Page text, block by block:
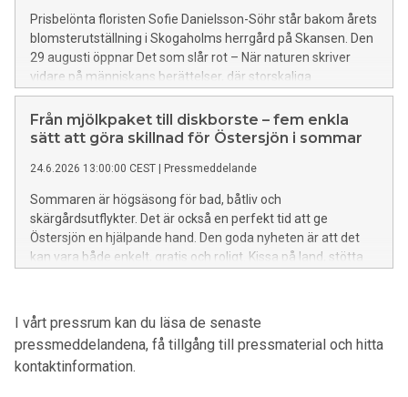
Prisbelönta floristen Sofie Danielsson-Söhr står bakom årets
blomsterutställning i Skogaholms herrgård på Skansen. Den
29 augusti öppnar Det som slår rot – När naturen skriver
vidare på människans berättelser, där storskaliga
blomsterinstallationer tar plats i herrgårdens historiska rum
och låter naturen möta människans historia.
Från mjölkpaket till diskborste – fem enkla
sätt att göra skillnad för Östersjön i sommar
24.6.2026 13:00:00 CEST | Pressmeddelande
Sommaren är högsäsong för bad, båtliv och
skärgårdsutflykter. Det är också en perfekt tid att ge
Östersjön en hjälpande hand. Den goda nyheten är att det
kan vara både enkelt, gratis och roligt. Kissa på land, stötta
Baltic Sea Science Center på Skansen delar fem enkla tips
för sommaren.
I vårt pressrum kan du läsa de senaste
pressmeddelandena, få tillgång till pressmaterial och hitta
kontaktinformation.